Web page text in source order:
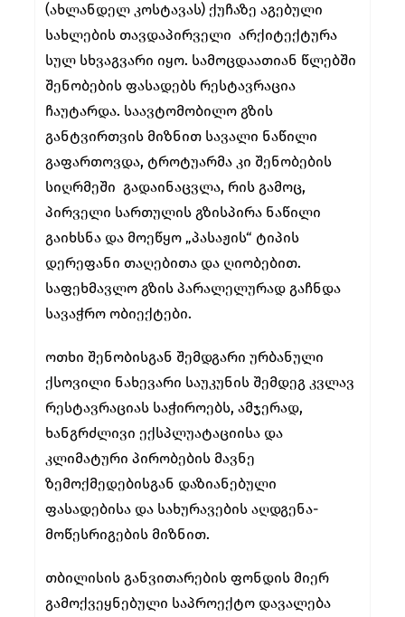
(ახლანდელ კოსტავას) ქუჩაზე აგებული
სახლების თავდაპირველი არქიტექტურა
სულ სხვაგვარი იყო. სამოცდაათიან წლებში
შენობების ფასადებს რესტავრაცია
ჩაუტარდა. საავტომობილო გზის
განტვირთვის მიზნით სავალი ნაწილი
გაფართოვდა, ტროტუარმა კი შენობების
სიღრმეში გადაინაცვლა, რის გამოც,
პირველი სართულის გზისპირა ნაწილი
გაიხსნა და მოეწყო „პასაჟის“ ტიპის
დერეფანი თაღებითა და ღიობებით.
საფეხმავლო გზის პარალელურად გაჩნდა
სავაჭრო ობიექტები.
ოთხი შენობისგან შემდგარი ურბანული
ქსოვილი ნახევარი საუკუნის შემდეგ კვლავ
რესტავრაციას საჭიროებს, ამჯერად,
ხანგრძლივი ექსპლუატაციისა და
კლიმატური პირობების მავნე
ზემოქმედებისგან დაზიანებული
ფასადებისა და სახურავების აღდგენა-
მოწესრიგების მიზნით.
თბილისის განვითარების ფონდის მიერ
გამოქვეყნებული საპროექტო დავალება